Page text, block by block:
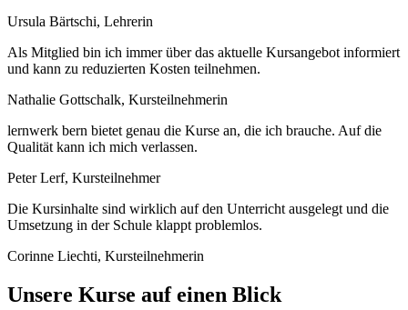
Ursula Bärtschi, Lehrerin
Als Mitglied bin ich immer über das aktuelle Kursangebot informiert
und kann zu reduzierten Kosten teilnehmen.
Nathalie Gottschalk, Kursteilnehmerin
lernwerk bern bietet genau die Kurse an, die ich brauche. Auf die
Qualität kann ich mich verlassen.
Peter Lerf, Kursteilnehmer
Die Kursinhalte sind wirklich auf den Unterricht ausgelegt und die
Um­setzung in der Schule klappt problemlos.
Corinne Liechti, Kursteilnehmerin
Unsere Kurse auf einen Blick